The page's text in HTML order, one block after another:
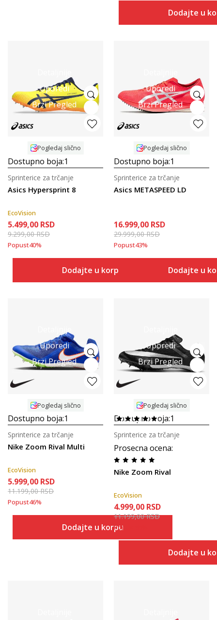
Dodajte u
Uporedi
Brzi Pregled
Pogledaj slično
Dostupno boja:1
Asics Hypersprint 8
Sprinterice za trčanje
EcoVision
5.499,00 RSD
9.299,00RSD
Popust40%
Dodajte u korpu
Uporedi
Brzi Pregled
Pogledaj slično
Dostupno boja:1
Asics METASPEED LD
Sprinterice za trčanje
16.999,00 RSD
29.999,00RSD
Popust43%
Dodajte u
Detaljnije
Uporedi
Brzi Pregled
Pogledaj slično
Dostupno boja:1
Nike Zoom Rival Multi
Sprinterice za trčanje
EcoVision
5.999,00 RSD
11.199,00RSD
Popust46%
Dodajte u korpu
Uporedi
Brzi Pregled
Pogledaj slično
Dostupno boja:1
Prosecna ocena:
Nike Zoom Rival
Sprinterice za trčanje
EcoVision
4.999,00 RSD
11.199,00RSD
Popust
Dodajte u